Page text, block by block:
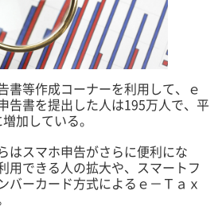
書等作成コーナーを利用して、ｅ
告書を提出した人は195万人で、平
加している。
はスマホ申告がさらに便利にな
用できる人の拡大や、スマートフ
バーカード方式によるｅ－Ｔａｘ